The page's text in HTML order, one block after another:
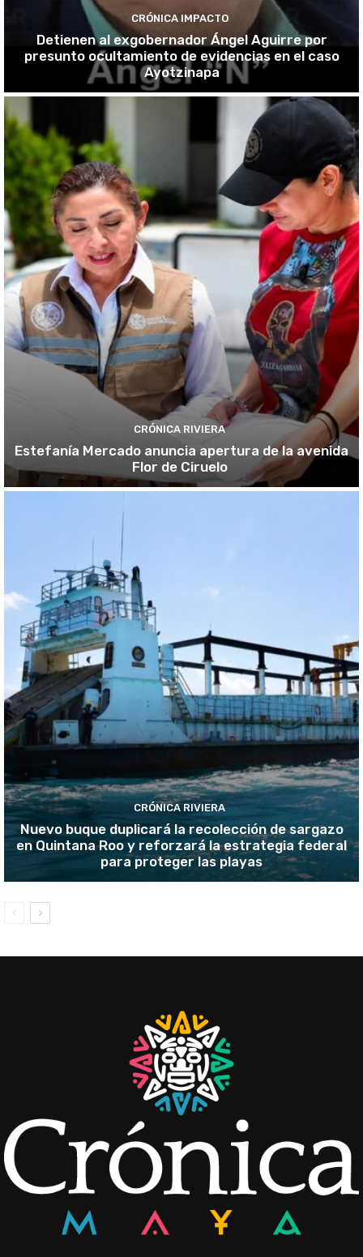
CRÓNICA IMPACTO
Detienen al exgobernador Ángel Aguirre por
presunto ocultamiento de evidencias en el caso
Ayotzinapa
CRÓNICA RIVIERA
Estefanía Mercado anuncia apertura de la avenida
Flor de Ciruelo
CRÓNICA RIVIERA
Nuevo buque duplicará la recolección de sargazo
en Quintana Roo y reforzará la estrategia federal
para proteger las playas